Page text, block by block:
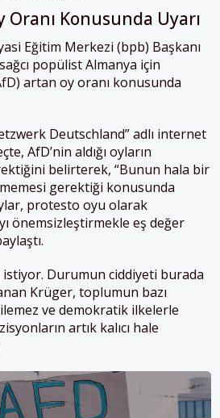
Oranı Konusunda Uyarı
Eğitim Merkezi (bpb) Başkanı
popülist Almanya için
artan oy oranı konusunda
Deutschland” adlı internet
AfD’nin aldığı oyların
belirterek, “Bunun hala bir
gerektiği konusunda
protesto oyu olarak
önemsizleştirmekle eş değer
Durumun ciddiyeti burada
Krüger, toplumun bazı
ve demokratik ilkelerle
artık kalıcı hale